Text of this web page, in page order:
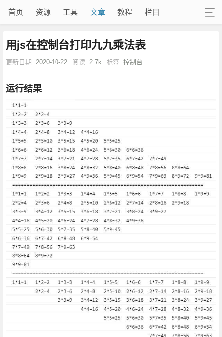
首页 资源 工具 文章 教程 栏目
用js在控制台打印九九乘法表
更新日期: 2020-10-22 阅读: 2.7k 标签: 控制台
运行结果